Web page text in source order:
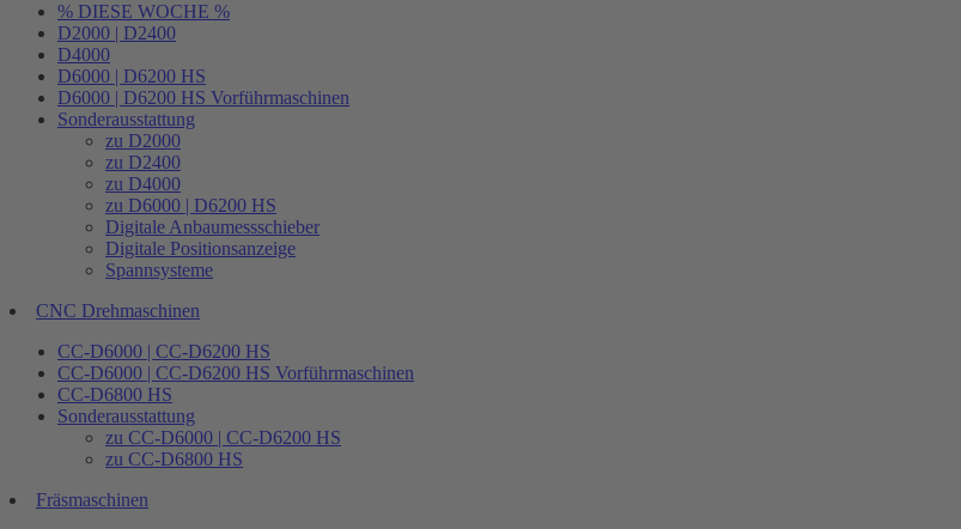
% DIESE WOCHE %
D2000 | D2400
D4000
D6000 | D6200 HS
D6000 | D6200 HS Vorführmaschinen
Sonderausstattung
zu D2000
zu D2400
zu D4000
zu D6000 | D6200 HS
Digitale Anbaumessschieber
Digitale Positionsanzeige
Spannsysteme
CNC Drehmaschinen
CC-D6000 | CC-D6200 HS
CC-D6000 | CC-D6200 HS Vorführmaschinen
CC-D6800 HS
Sonderausstattung
zu CC-D6000 | CC-D6200 HS
zu CC-D6800 HS
Fräsmaschinen